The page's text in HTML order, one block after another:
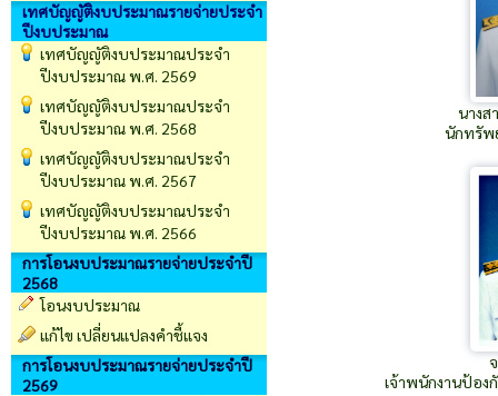
เทศบัญญัติงบประมาณรายจ่ายประจำ
ปีงบประมาณ
เทศบัญญัติงบประมาณประจำ
ปีงบประมาณ พ.ศ. 2569
เทศบัญญัติงบประมาณประจำ
ปีงบประมาณ พ.ศ. 2568
เทศบัญญัติงบประมาณประจำ
ปีงบประมาณ พ.ศ. 2567
เทศบัญญัติงบประมาณประจำ
ปีงบประมาณ พ.ศ. 2566
การโอนงบประมาณรายจ่ายประจำปี
2568
โอนงบประมาณ
แก้ไข เปลี่ยนแปลงคำชี้แจง
การโอนงบประมาณรายจ่ายประจำปี
2569
นางส
นักทรัพ
เจ้าพนักงานป้อง